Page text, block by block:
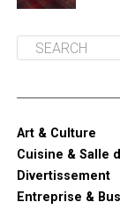
Art & Culture
Cuisine & Salle
Divertissement
Entreprise &